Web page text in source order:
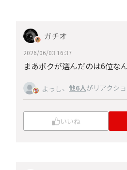
ガチオ
2026/06/03 16:37
まあボクが選んだのは6位な
よっし、 他6人がリアクシ
いいね